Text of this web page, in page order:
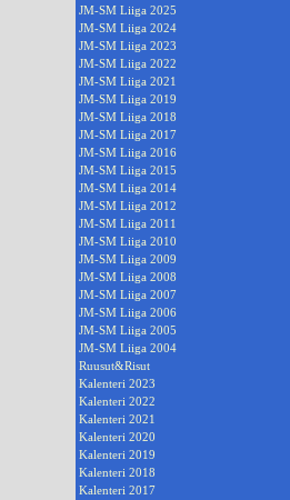
JM-SM Liiga 2025
JM-SM Liiga 2024
JM-SM Liiga 2023
JM-SM Liiga 2022
JM-SM Liiga 2021
JM-SM Liiga 2019
JM-SM Liiga 2018
JM-SM Liiga 2017
JM-SM Liiga 2016
JM-SM Liiga 2015
JM-SM Liiga 2014
JM-SM Liiga 2012
JM-SM Liiga 2011
JM-SM Liiga 2010
JM-SM Liiga 2009
JM-SM Liiga 2008
JM-SM Liiga 2007
JM-SM Liiga 2006
JM-SM Liiga 2005
JM-SM Liiga 2004
Ruusut&Risut
Kalenteri 2023
Kalenteri 2022
Kalenteri 2021
Kalenteri 2020
Kalenteri 2019
Kalenteri 2018
Kalenteri 2017